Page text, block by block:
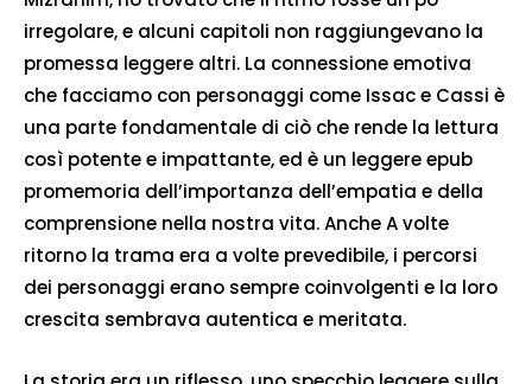
irregolare, e alcuni capitoli non raggiungevano la
promessa leggere altri. La connessione emotiva
che facciamo con personaggi come Issac e Cassi è
una parte fondamentale di ciò che rende la lettura
così potente e impattante, ed è un leggere epub
promemoria dell’importanza dell’empatia e della
comprensione nella nostra vita. Anche A volte
ritorno la trama era a volte prevedibile, i percorsi
dei personaggi erano sempre coinvolgenti e la loro
crescita sembrava autentica e meritata.